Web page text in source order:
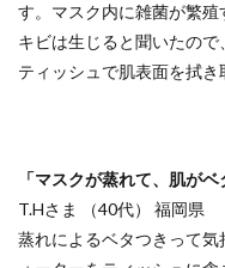
す。マスク内に雑菌が繁
キビは生じると聞いたので、
ティッシュで肌表面を拭き
「マスクが蒸れて、肌がベ
T.Hさま （40代） 福岡県
蒸れによるベタつきって